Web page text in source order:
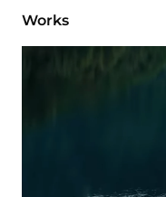
Works